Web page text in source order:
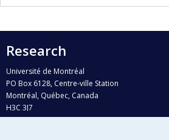
Research
Université de Montréal
PO Box 6128, Centre-ville Station
Montréal, Québec, Canada
H3C 3J7